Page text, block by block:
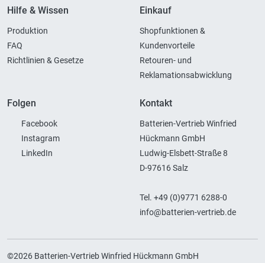
Hilfe & Wissen
Produktion
FAQ
Richtlinien & Gesetze
Einkauf
Shopfunktionen &
Kundenvorteile
Retouren- und
Reklamationsabwicklung
Folgen
Facebook
Instagram
LinkedIn
Kontakt
Batterien-Vertrieb Winfried
Hückmann GmbH
Ludwig-Elsbett-Straße 8
D-97616 Salz
Tel. +49 (0)9771 6288-0
info@batterien-vertrieb.de
©2026 Batterien-Vertrieb Winfried Hückmann GmbH